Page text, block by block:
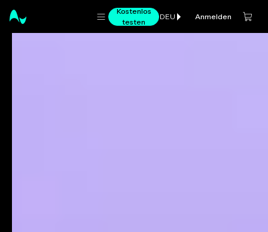
Kostenlos
testen
DEU Anmelden